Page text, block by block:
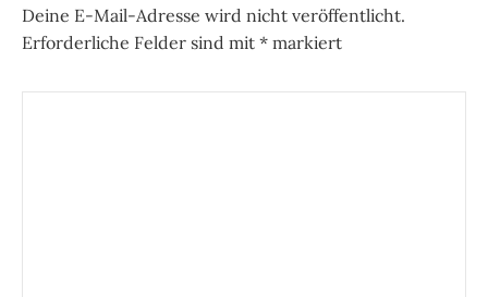
Deine E-Mail-Adresse wird nicht veröffentlicht.
Erforderliche Felder sind mit * markiert